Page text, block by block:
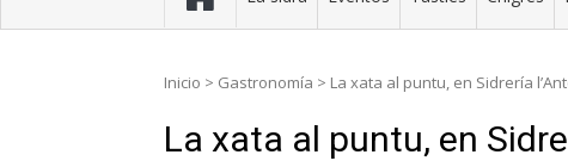
Inicio > Gastronomía > La xata al puntu, en Sidrería
La xata al puntu, en